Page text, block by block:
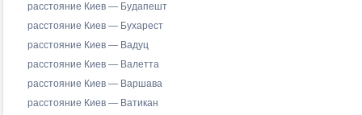
расстояние Киев — Будапешт
расстояние Киев — Бухарест
расстояние Киев — Вадуц
расстояние Киев — Валетта
расстояние Киев — Варшава
расстояние Киев — Ватикан